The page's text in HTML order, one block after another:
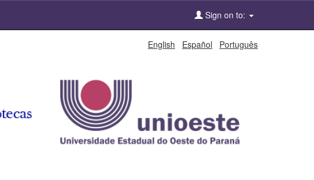
Sign on to:
English Español Português